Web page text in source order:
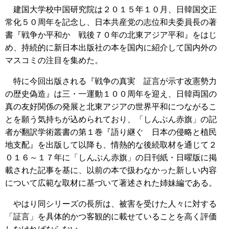
建国大学校中国研究院は２０１５年１０月、日韓国交正
常化５０周年を記念し、日本共産党の志位和夫委員長の著
書『戦争か平和か 戦後７０年の北東アジア平和』をはじ
め、持続的に新日本出版社の本を国内に紹介して国内外の
マスコミの注目を集めた。
特に今回出版される『戦争の真実 証言が示す改憲勢力
の歴史偽造』は三・一運動１００周年を迎え、日韓両国の
真の友好関係の発展と北東アジアの世界平和につながるこ
とを願う気持ちが込められており、「しんぶん赤旗」の記
者が翻訳学術叢書の第１巻『語り継ぐ 日本の侵略と植民
地支配』を出版して以降も、情熱的な後続取材を通じて２
０１６～１７年に「しんぶん赤旗」の日刊紙・日曜版に掲
載された記事を基に、以前の本で扱わなかった新しい内容
について広範な取材に基づいて著述された姉妹編である。
やはり同シリーズの長所は、被害を受けた人々に対する
「証言」を具体的かつ客観的に載せていることを高く評価